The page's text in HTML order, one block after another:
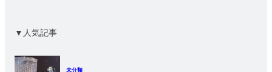
▼人気記事